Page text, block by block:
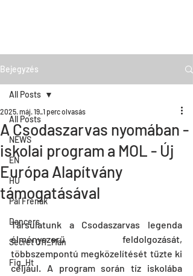
Bejegyzés
All Posts
NEWS
EN
HU
Pal Frenak
Dancers
Secret Off_Man
Fig_Ht
All Posts
A Csodaszarvas nyomában -
iskolai program a MOL - Új
Európa Alapítvány
támogatásával
2025. máj. 19.1 perc olvasás
Társulatunk a Csodaszarvas legenda
élményszerű feldolgozását,
többszempontú megközelítését tűzte ki
céljául. A program során tíz iskolába